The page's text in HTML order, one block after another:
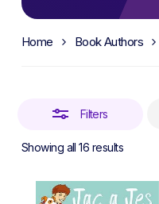
Home Book Authors
Filters
Showing all 16 resultsSorted